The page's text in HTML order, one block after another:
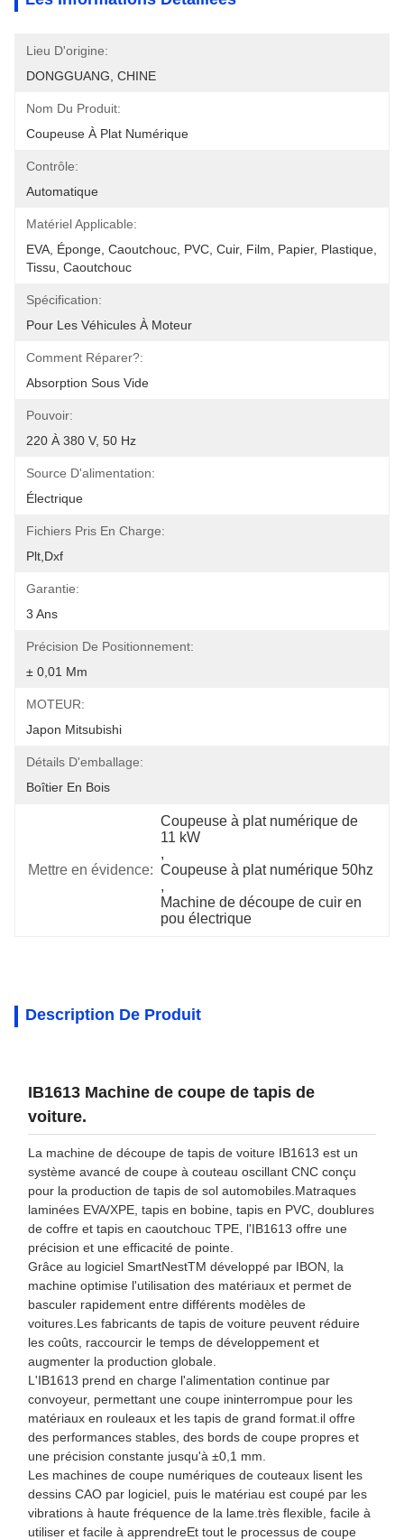
Lieu D'origine:
DONGGUANG, CHINE
Nom Du Produit:
Coupeuse À Plat Numérique
Contrôle:
Automatique
Matériel Applicable:
EVA, Éponge, Caoutchouc, PVC, Cuir, Film, Papier, Plastique,
Tissu, Caoutchouc
Spécification:
Pour Les Véhicules À Moteur
Comment Réparer?:
Absorption Sous Vide
Pouvoir:
220 À 380 V, 50 Hz
Source D'alimentation:
Électrique
Fichiers Pris En Charge:
Plt,Dxf
Garantie:
3 Ans
Précision De Positionnement:
± 0,01 Mm
MOTEUR:
Japon Mitsubishi
Détails D'emballage:
Boîtier En Bois
Mettre en évidence:
Coupeuse à plat numérique de
11 kW
,
Coupeuse à plat numérique 50hz
,
Machine de découpe de cuir en
pou électrique
Description De Produit
IB1613 Machine de coupe de tapis de
voiture.
La machine de découpe de tapis de voiture IB1613 est un
système avancé de coupe à couteau oscillant CNC conçu
pour la production de tapis de sol automobiles.Matraques
laminées EVA/XPE, tapis en bobine, tapis en PVC, doublures
de coffre et tapis en caoutchouc TPE, l'IB1613 offre une
précision et une efficacité de pointe.
Grâce au logiciel SmartNestTM développé par IBON, la
machine optimise l'utilisation des matériaux et permet de
basculer rapidement entre différents modèles de
voitures.Les fabricants de tapis de voiture peuvent réduire
les coûts, raccourcir le temps de développement et
augmenter la production globale.
L'IB1613 prend en charge l'alimentation continue par
convoyeur, permettant une coupe ininterrompue pour les
matériaux en rouleaux et les tapis de grand format.il offre
des performances stables, des bords de coupe propres et
une précision constante jusqu'à ±0,1 mm.
Les machines de coupe numériques de couteaux lisent les
dessins CAO par logiciel, puis le matériau est coupé par les
vibrations à haute fréquence de la lame.très flexible, facile à
utiliser et facile à apprendreEt tout le processus de coupe